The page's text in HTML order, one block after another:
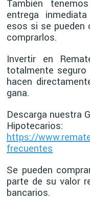
También
entrega
esos si se pueden
comprarlos.
Invertir en
totalmente
hacen
gana.
Descarga nuestra
Hipotecarios:
https://
frecuentes
Se pueden
parte de su valor
bancarios.